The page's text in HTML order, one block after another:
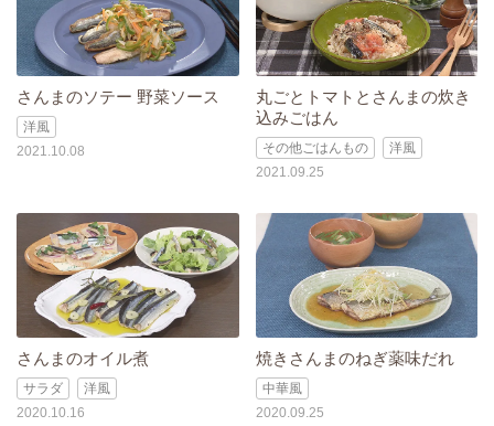
さんまのソテー 野菜ソース
洋風
2021.10.08
丸ごとトマトとさんまの炊き
込みごはん
その他ごはんもの
洋風
2021.09.25
さんまのオイル煮
サラダ
洋風
2020.10.16
焼きさんまのねぎ薬味だれ
中華風
2020.09.25